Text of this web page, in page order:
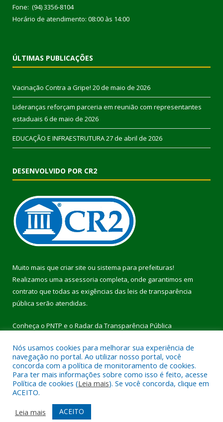
Fone: (94) 3356-8104
Horário de atendimento: 08:00 às 14:00
ÚLTIMAS PUBLICAÇÕES
Vacinação Contra a Gripe! 20 de maio de 2026
Lideranças reforçam parceria em reunião com representantes
estaduais 6 de maio de 2026
EDUCAÇÃO E INFRAESTRUTURA27 de abril de 2026
DESENVOLVIDO POR CR2
Muito mais que criar site ou sistema para prefeituras!
Realizamos uma assessoria completa, onde garantimos em
contrato que todas as exigências das leis de transparência
pública serão atendidas.
Conheça o PNTP e o Radar da Transparência Pública
Todos os direitos reservados a Prefeitura Municipal de Pau
D’Arco.
Mapa do Site
Acessar Área Administrativa
Acessar Webmail
Nós usamos cookies para melhorar sua experiência de
navegação no portal. Ao utilizar nosso portal, você
concorda com a política de monitoramento de cookies.
Para ter mais informações sobre como isso é feito, acesse
Política de cookies (Leia mais). Se você concorda, clique em
ACEITO.
Leia mais
ACEITO